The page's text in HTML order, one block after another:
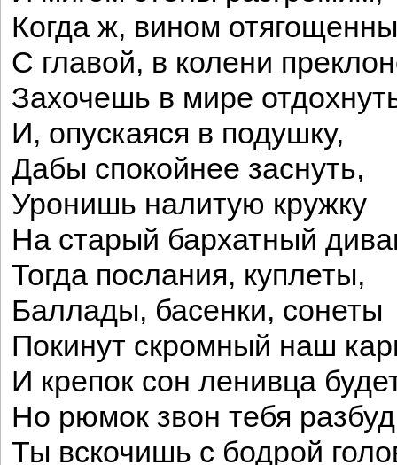
Когда ж, вином
С главой, в колени
Захочешь в мире
И, опускаяся в подушку,
Дабы спокойнее заснуть,
Уронишь налитую кружку
На старый бархатный
Тогда послания, куплеты,
Баллады, басенки, сонеты
Покинут скромный наш
И крепок сон ленивца
Но рюмок звон тебя
Ты вскочишь с бодрой